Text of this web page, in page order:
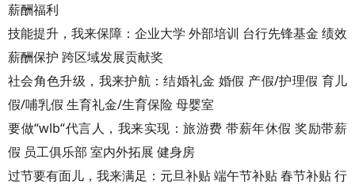
薪酬福利
技能提升，我来保障：企业大学 外部培训 台行先锋基金 绩效
薪酬保护 跨区域发展贡献奖
社会角色升级，我来护航：结婚礼金 婚假 产假/护理假 育儿
假/哺乳假 生育礼金/生育保险 母婴室
要做“wlb“代言人，我来实现：旅游费 带薪年休假 奖励带薪
假 员工俱乐部 室内外拓展 健身房
过节要有面儿，我来满足：元旦补贴 端午节补贴 春节补贴 行